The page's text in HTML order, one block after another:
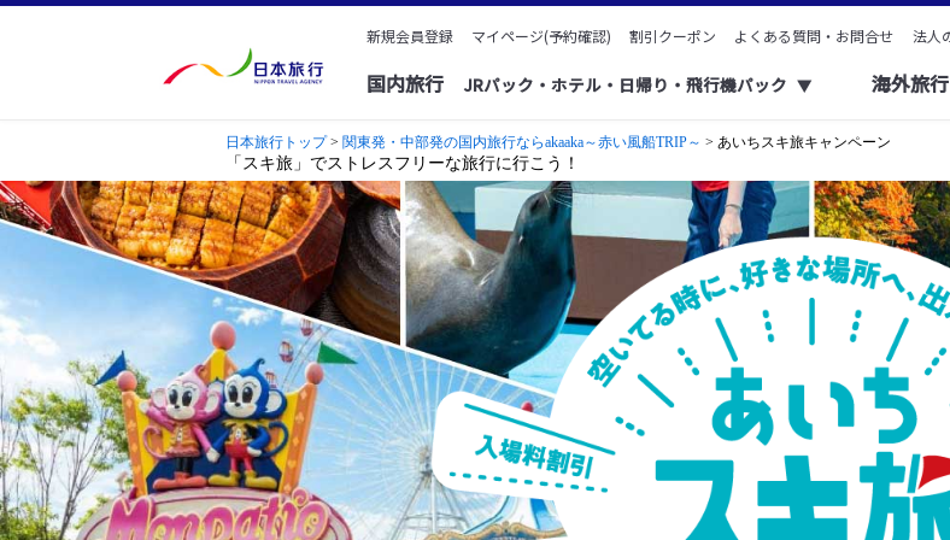
新規会員登録 マイページ(予約確認) 割引クーポン よくある質問・お問合せ 法人
国内旅行 JRパック・ホテル・日帰り・飛行機パック ▼ 海外旅
日本旅行トップ> 関東発・中部発の国内旅行ならakaaka～赤い風船TRIP～ > あいちスキ旅キャンペーン
「スキ旅」でストレスフリーな旅行に行こう！